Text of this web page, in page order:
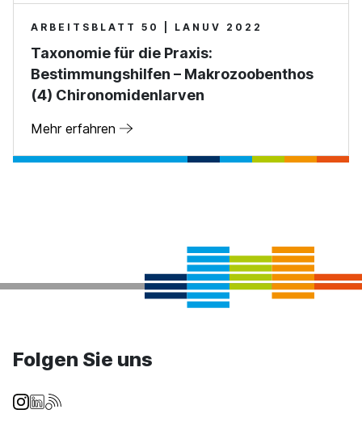
ARBEITSBLATT 50 | LANUV 2022
Taxonomie für die Praxis:
Bestimmungshilfen – Makrozoobenthos
(4) Chironomidenlarven
Mehr erfahren
Folgen Sie uns